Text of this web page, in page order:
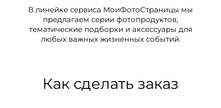
В линейке сервиса МоиФотоСтраницы мы
предлагаем серии фотопродуктов,
тематические подборки и аксессуары для
любых важных жизненных событий.
Как сделать заказ